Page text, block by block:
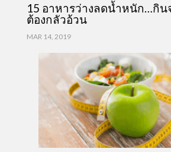
15 อาหารว่างลดน้ำหนัก…กิ
ต้องกลัวอ้วน
MAR 14, 2019